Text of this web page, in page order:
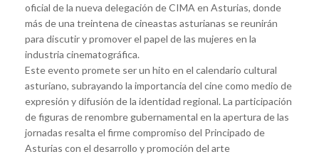
oficial de la nueva delegación de CIMA en Asturias, donde
más de una treintena de cineastas asturianas se reunirán
para discutir y promover el papel de las mujeres en la
industria cinematográfica.
Este evento promete ser un hito en el calendario cultural
asturiano, subrayando la importancia del cine como medio de
expresión y difusión de la identidad regional. La participación
de figuras de renombre gubernamental en la apertura de las
jornadas resalta el firme compromiso del Principado de
Asturias con el desarrollo y promoción del arte